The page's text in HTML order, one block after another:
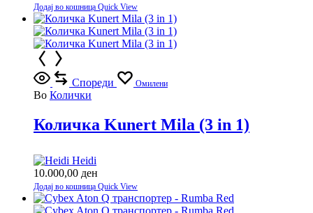
Додај во кошница Quick View
Спореди Омилени
Во Колички
Количка Kunert Mila (3 in 1)
Heidi
10.000,00 ден
Додај во кошница Quick View